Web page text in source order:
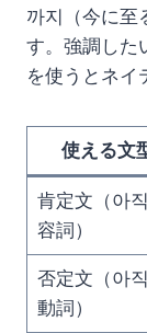
까지（今に至
す。強調した
を使うとネイ
使える文
肯定文（아
容詞）
否定文（아
動詞）